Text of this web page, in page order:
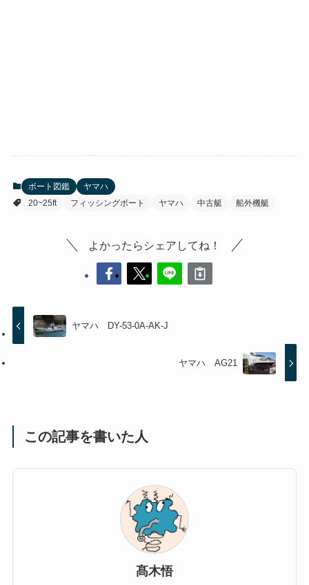
ボート図鑑
ヤマハ
20~25ft
フィッシングボート ヤマハ 中古艇 船外機艇
よかったらシェアしてね！
ヤマハ DY-53-0A-AK-J
ヤマハ AG21
この記事を書いた人
髙木悟